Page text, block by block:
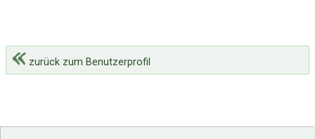
zurück zum Benutzerprofil